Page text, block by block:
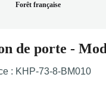
Forêt française
de porte -
: KHP-73-8-BM010